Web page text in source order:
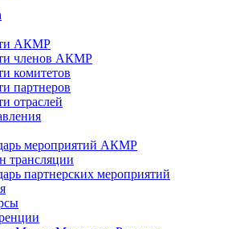
АКМР
членов АКМР
комитетов
партнеров
отраслей
мероприятий АКМР
трансляции
партнерских мероприятий